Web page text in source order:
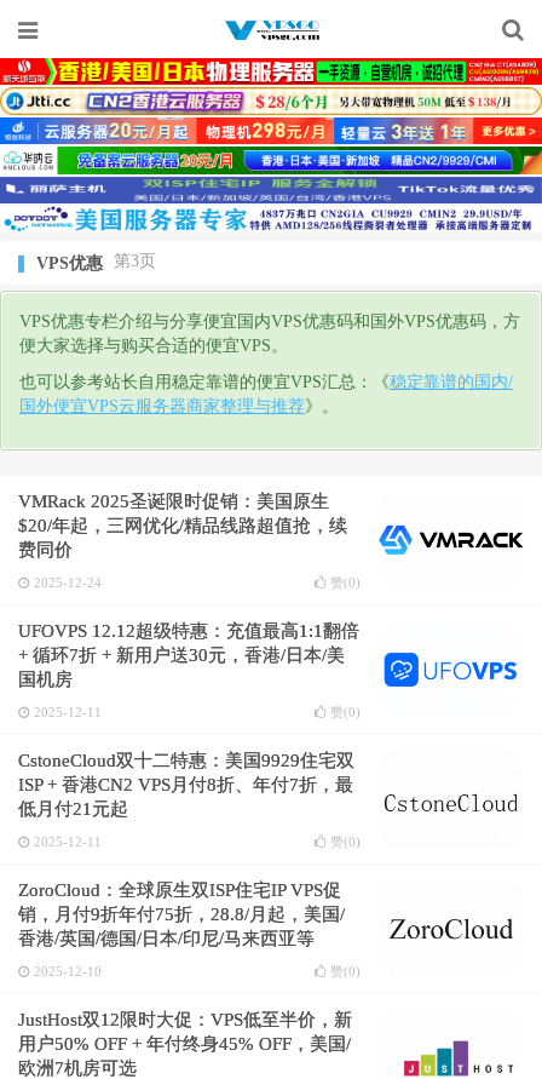
VPS优惠 第3页
VPS优惠专栏介绍与分享便宜国内VPS优惠码和国外VPS优惠码，方
便大家选择与购买合适的便宜VPS。
也可以参考站长自用稳定靠谱的便宜VPS汇总：《稳定靠谱的国内/
国外便宜VPS云服务器商家整理与推荐》。
VMRack 2025圣诞限时促销：美国原生
$20/年起，三网优化/精品线路超值抢，续
费同价
2025-12-24 赞(0)
UFOVPS 12.12超级特惠：充值最高1:1翻倍
+ 循环7折 + 新用户送30元，香港/日本/美
国机房
2025-12-11 赞(0)
CstoneCloud双十二特惠：美国9929住宅双
ISP + 香港CN2 VPS月付8折、年付7折，最
低月付21元起
2025-12-11 赞(0)
ZoroCloud：全球原生双ISP住宅IP VPS促
销，月付9折年付75折，28.8/月起，美国/
香港/英国/德国/日本/印尼/马来西亚等
2025-12-10 赞(0)
JustHost双12限时大促：VPS低至半价，新
用户50% OFF + 年付终身45% OFF，美国/
欧洲7机房可选